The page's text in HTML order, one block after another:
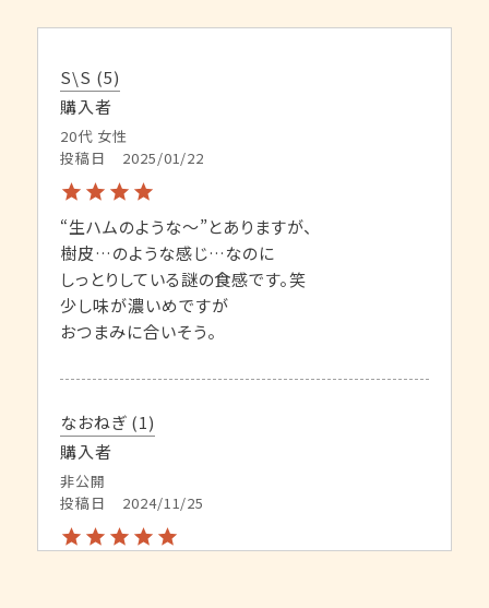
S\S
5
購入者
20代 女性
投稿日
2025/01/22
“生ハムのような〜”とありますが、
樹皮…のような感じ…なのに
しっとりしている謎の食感です。笑
少し味が濃いめですが
おつまみに合いそう。
なおねぎ 1
購入者
非公開
投稿日
2024/11/25